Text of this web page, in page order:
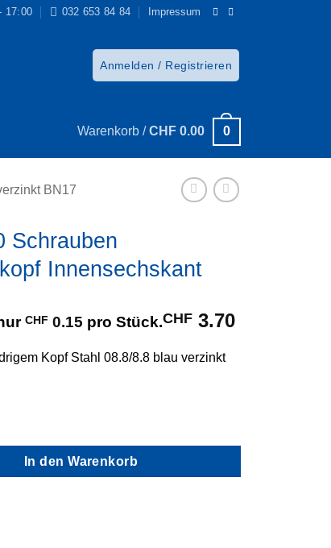
17:00 032 653 84 84 Impressum
Anmelden / Registrieren
Warenkorb /CHF0.00 0
BN17
Schrauben
Innensechskant
CHF 0.15 pro Stück.CHF 3.70
Kopf Stahl 08.8/8.8 blau verzinkt
Zylinderkopf Innensechskant Menge
In den Warenkorb